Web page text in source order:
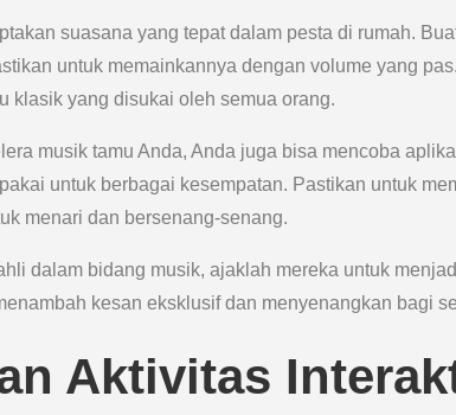
suasana yang tepat dalam pesta di rumah.
untuk memainkannya dengan volume yang
klasik yang disukai oleh semua orang.
musik tamu Anda, Anda juga bisa mencoba
untuk berbagai kesempatan. Pastikan untuk
menari dan bersenang-senang.
dalam bidang musik, ajaklah mereka untuk
kesan eksklusif dan menyenangkan bagi
Aktivitas